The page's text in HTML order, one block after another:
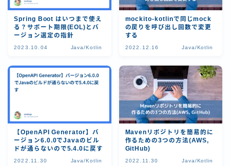
Spring Boot はいつまで使え
る？サポート期限(EOL)とバ
ージョン選定の指針
2023.10.04 Java/Kotlin
mockito-kotlinで同じmock
の戻りを呼び出し回数で変更
する
2022.12.16 Java/Kotlin
【OpenAPI Generator】バ
ージョン6.0.0でJavaのビル
ドが通らないので5.4.0に戻す
2022.11.30 Java/Kotlin
Mavenリポジトリを簡易的に
作るための3つの方法(AWS,
GitHub)
2022.11.30 Java/Kotlin